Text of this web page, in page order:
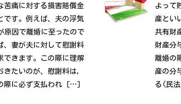
苦痛に対する損害賠償金
です。例えば、夫の浮気
原因で離婚に至ったので
、妻が夫に対して慰謝料
できます。この際に理解
きたいのが、慰謝料は，
際に必ず支払われ […]
よって
産とい
共有財
財産分
離婚の
産の分
る(民